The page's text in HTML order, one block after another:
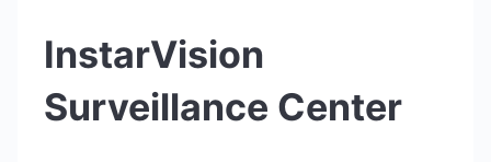
InstarVision
Surveillance Center